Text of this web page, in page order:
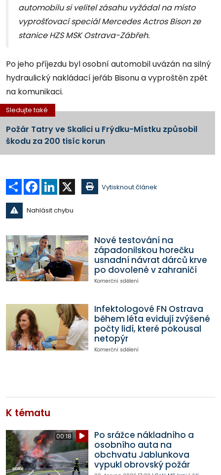
automobilu si velitel zásahu vyžádal na místo
vyprošťovací speciál Mercedes Actros Bison ze
stanice HZS MSK Ostrava-Zábřeh.
Po jeho příjezdu byl osobní automobil uvázán na silný
hydraulický nakládací jeřáb Bisonu a vyproštěn zpět
na komunikaci.
Sledujte také
Požár Tatry ve Skalici u Frýdku-Místku způsobil
škodu za 200 tisíc korun
Sdílet Facebook
LinkedIn Vytisknout článek
Nahlásit chybu
Nové testování na
západonilskou horečku
usnadní návrat dárců krve
po dovolené v zahraničí
Komerční sdělení
Infektologové FN Ostrava
během léta evidují zvýšené
počty lidí, které pokousal
netopýr
Komerční sdělení
K tématu
00:18
Po srážce nákladního a
osobního auta na
obchvatu Jablunkova
vypukl obrovský požár